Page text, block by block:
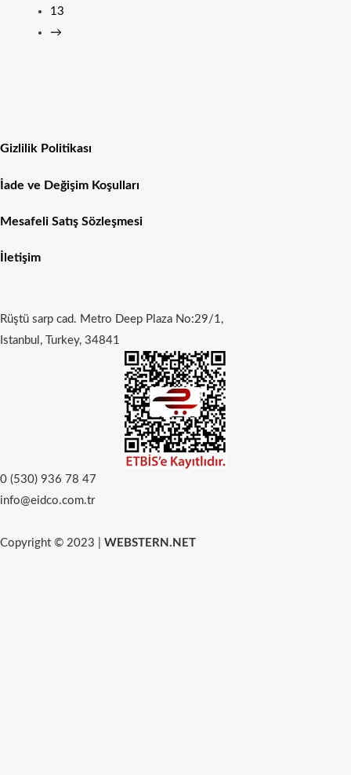
13
→
Gizlilik Politikası
İade ve Değişim Koşulları
Mesafeli Satış Sözleşmesi
İletişim
Rüştü sarp cad. Metro Deep Plaza No:29/1,
Istanbul, Turkey, 34841
0 (530) 936 78 47
info@eidco.com.tr
Copyright © 2023 | WEBSTERN.NET